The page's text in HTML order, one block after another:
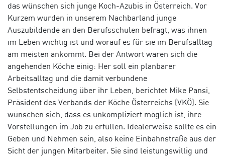
das wünschen sich junge Koch-Azubis in Österreich. Vor
Kurzem wurden in unserem Nachbarland junge
Auszubildende an den Berufsschulen befragt, was ihnen
im Leben wichtig ist und worauf es für sie im Berufsalltag
am meisten ankommt. Bei der Antwort waren sich die
angehenden Köche einig: Her soll ein planbarer
Arbeitsalltag und die damit verbundene
Selbstentscheidung über ihr Leben, berichtet Mike Pansi,
Präsident des Verbands der Köche Österreichs (VKÖ). Sie
wünschen sich, dass es unkompliziert möglich ist, ihre
Vorstellungen im Job zu erfüllen. Idealerweise sollte es ein
Geben und Nehmen sein, also keine Einbahnstraße aus der
Sicht der jungen Mitarbeiter. Sie sind leistungswillig und